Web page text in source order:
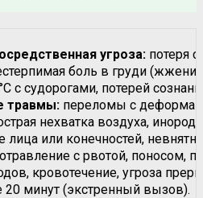
угроза: потеря
боль в груди
с судорогами, потерей
травмы: переломы с
нехватка воздуха,
или конечностей,
с рвотой, поносом,
кровотечение, угроза
20 минут (экстренный вызов).